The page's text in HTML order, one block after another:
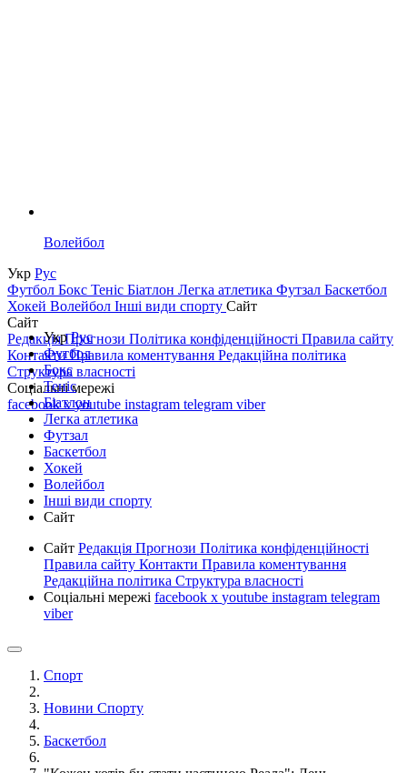
Волейбол
Укр Рус
Футбол Бокс Теніс Біатлон Легка атлетика Футзал Баскетбол
Хокей Волейбол Інші види спорту Сайт
Сайт
РедакціяПрогнози Політика конфіденційності Правила сайту
КонтактиПравила коментування Редакційна політика
Структура власності
Соціальні мережі
facebookxyoutube instagram telegram viber
УкрРус
Футбол
Бокс
Теніс
Біатлон
Легка атлетика
Футзал
Баскетбол
Хокей
Волейбол
Інші види спорту
Сайт
Сайт Редакція Прогнози Політика конфіденційності
Правила сайту Контакти Правила коментування
Редакційна політика Структура власності
Соціальні мережі facebook x youtube instagram telegram
viber
Спорт
Новини Спорту
Баскетбол